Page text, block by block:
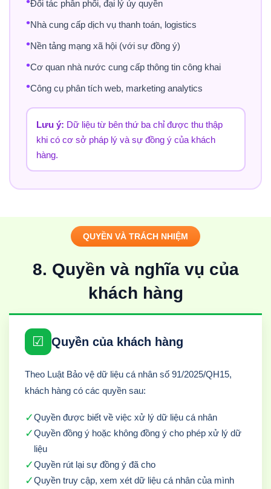
Đối tác phân phối, đại lý ủy quyền
•Nhà cung cấp dịch vụ thanh toán, logistics
•Nền tảng mạng xã hội (với sự đồng ý)
•Cơ quan nhà nước cung cấp thông tin công khai
•Công cụ phân tích web, marketing analytics
Lưu ý: Dữ liệu từ bên thứ ba chỉ được thu thập
khi có cơ sở pháp lý và sự đồng ý của khách
hàng.
QUYỀN VÀ TRÁCH NHIỆM
8. Quyền và nghĩa vụ của
khách hàng
☑ Quyền của khách hàng
Theo Luật Bảo vệ dữ liệu cá nhân số 91/2025/QH15,
khách hàng có các quyền sau:
✓Quyền được biết về việc xử lý dữ liệu cá nhân
✓Quyền đồng ý hoặc không đồng ý cho phép xử lý dữ
liệu
✓Quyền rút lại sự đồng ý đã cho
✓Quyền truy cập, xem xét dữ liệu cá nhân của mình